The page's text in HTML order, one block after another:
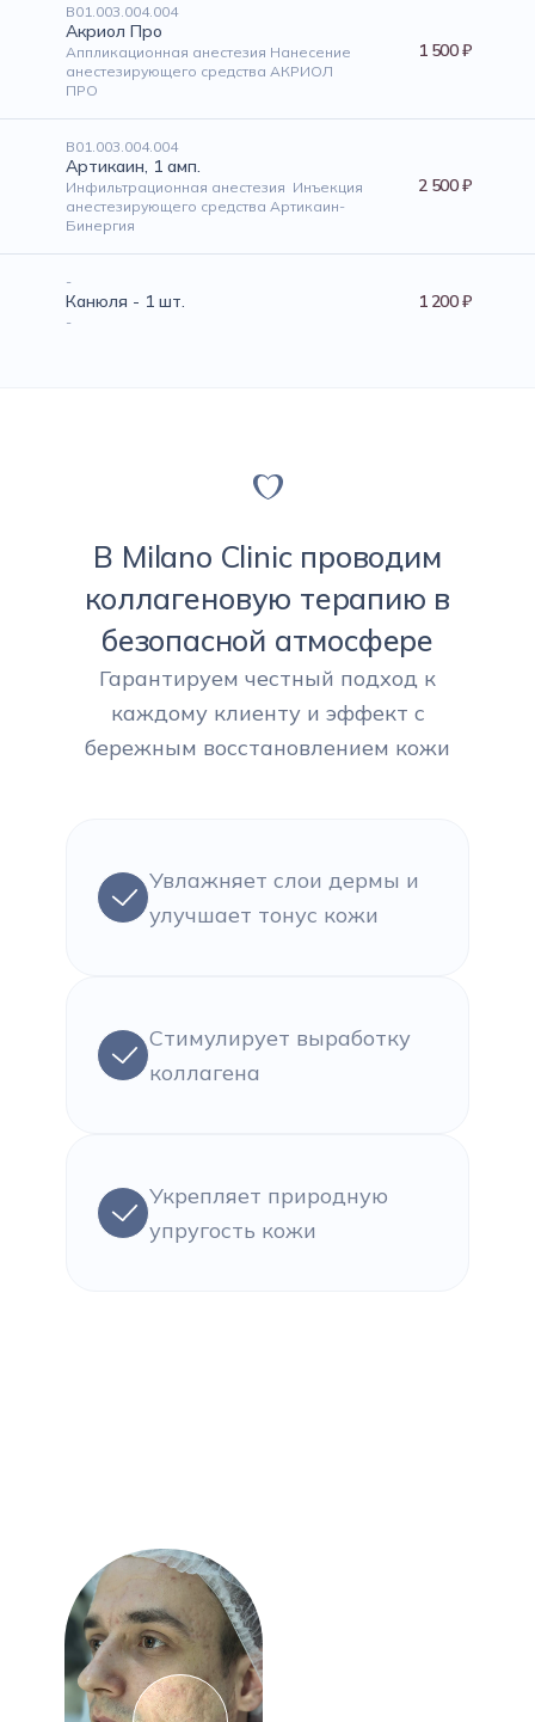
В01.003.004.004
Акриол Про
Аппликационная анестезия Нанесение
анестезирующего средства АКРИОЛ
ПРО
1 500 ₽
В01.003.004.004
Артикаин, 1 амп.
Инфильтрационная анестезия Инъекция
анестезирующего средства Артикаин-
Бинергия
2 500 ₽
-
Канюля - 1 шт.
-
1 200 ₽
В Milano Clinic проводим
коллагеновую терапию в
безопасной атмосфере
Гарантируем честный подход к
каждому клиенту и эффект с
бережным восстановлением кожи
Увлажняет слои дермы и
улучшает тонус кожи
Стимулирует выработку
коллагена
Укрепляет природную
упругость кожи